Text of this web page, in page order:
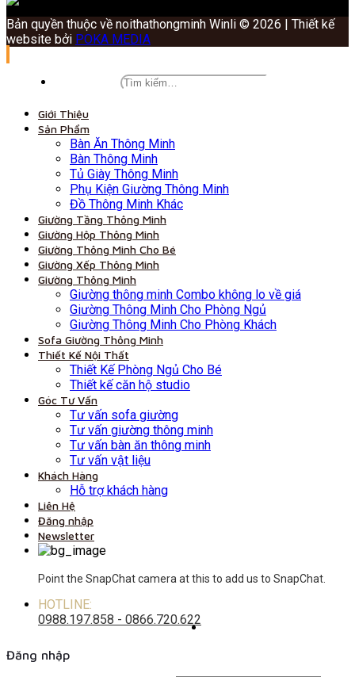
Bản quyền thuộc về noithathongminh Winli © 2026 | Thiết kế
website bởi POKA MEDIA
Giới Thiệu
Sản Phẩm
Bàn Ăn Thông Minh
Bàn Thông Minh
Tủ Giày Thông Minh
Phụ Kiện Giường Thông Minh
Đồ Thông Minh Khác
Giường Tầng Thông Minh
Giường Hộp Thông Minh
Giường Thông Minh Cho Bé
Giường Xếp Thông Minh
Giường Thông Minh
Giường thông minh Combo không lo về giá
Giường Thông Minh Cho Phòng Ngủ
Giường Thông Minh Cho Phòng Khách
Sofa Giường Thông Minh
Thiết Kế Nội Thất
Thiết Kế Phòng Ngủ Cho Bé
Thiết kế căn hộ studio
Góc Tư Vấn
Tư vấn sofa giường
Tư vấn giường thông minh
Tư vấn bàn ăn thông minh
Tư vấn vật liệu
Khách Hàng
Hỗ trợ khách hàng
Liên Hệ
Đăng nhập
Newsletter
Point the SnapChat camera at this to add us to SnapChat.
HOTLINE:
0988.197.858 - 0866.720.622
Đăng nhập